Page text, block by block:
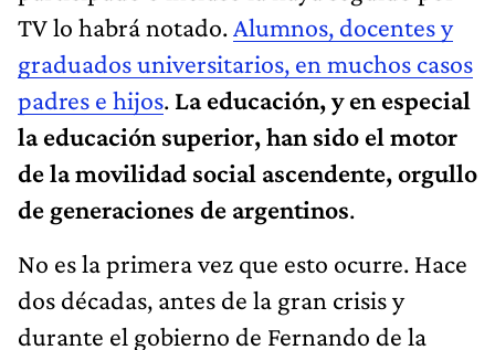
TV lo habrá notado. Alumnos, docentes y
graduados universitarios, en muchos casos
padres e hijos. La educación, y en especial
la educación superior, han sido el motor
de la movilidad social ascendente, orgullo
de generaciones de argentinos.
No es la primera vez que esto ocurre. Hace
dos décadas, antes de la gran crisis y
durante el gobierno de Fernando de la